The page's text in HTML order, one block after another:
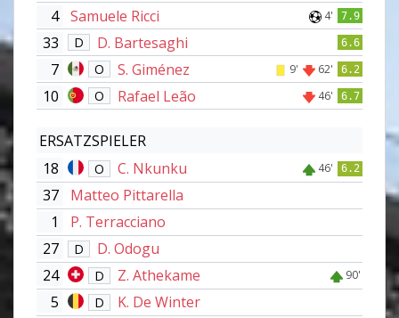
4 Samuele Ricci 4' 7.9
33 D D. Bartesaghi 6.6
7 O S. Giménez 9' 62' 6.2
10 O Rafael Leão 46' 6.7
ERSATZSPIELER
18
O C. Nkunku 46' 6.2
37
Matteo Pittarella
1
P. Terracciano
27
D
D. Odogu
24
D Z. Athekame 90'
5 D
K. De Winter